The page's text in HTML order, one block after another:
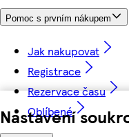
Nastavení
Pomoc s prvním nákupem
Jak nakupovat
Registrace
Rezervace času
Oblíbené